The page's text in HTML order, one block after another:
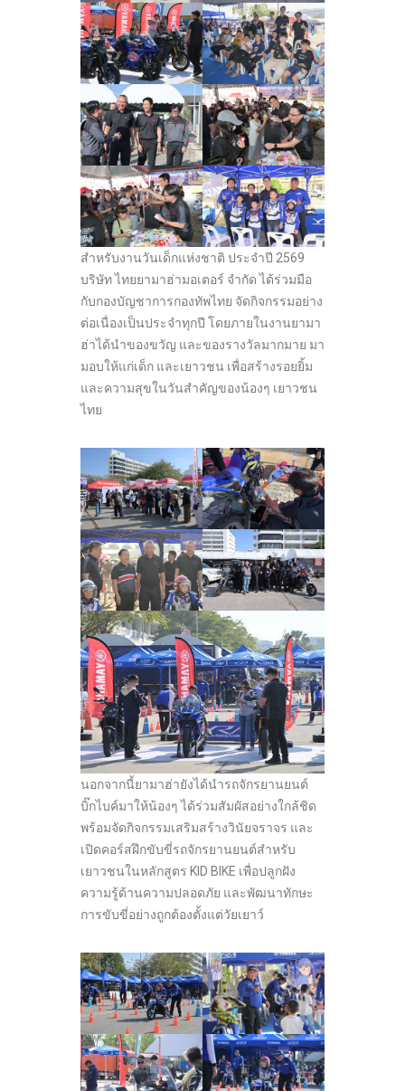
สำหรับงานวันเด็กแห่งชาติ ประจำปี 2569
บริษัท ไทยยามาฮ่ามอเตอร์ จำกัด ได้ร่วมมือ
กับกองบัญชาการกองทัพไทย จัดกิจกรรมอย่าง
ต่อเนื่องเป็นประจำทุกปี โดยภายในงานยามา
ฮ่าได้นำของขวัญ และของรางวัลมากมาย มา
มอบให้แก่เด็ก และเยาวชน เพื่อสร้างรอยยิ้ม
และความสุขในวันสำคัญของน้องๆ เยาวชน
ไทย
นอกจากนี้ยามาฮ่ายังได้นำรถจักรยานยนต์
บิ๊กไบค์มาให้น้องๆ ได้ร่วมสัมผัสอย่างใกล้ชิด
พร้อมจัดกิจกรรมเสริมสร้างวินัยจราจร และ
เปิดคอร์สฝึกขับขี่รถจักรยานยนต์สำหรับ
เยาวชนในหลักสูตร KID BIKE เพื่อปลูกฝัง
ความรู้ด้านความปลอดภัย และพัฒนาทักษะ
การขับขี่อย่างถูกต้องตั้งแต่วัยเยาว์